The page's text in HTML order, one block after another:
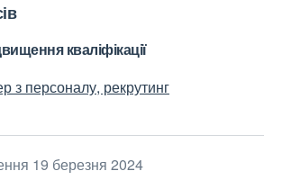
кваліфікації
з персоналу, рекрутинг
19 березня 2024